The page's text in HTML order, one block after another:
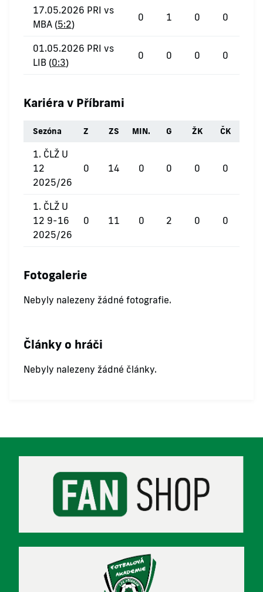
17.05.2026 PRI vs
MBA (5:2)
0 1 0 0
01.05.2026 PRI vs
LIB (0:3)
0 0 0 0
Kariéra v Příbrami
Sezóna Z ZS MIN. G ŽK ČK
1. ČLŽ U
12
2025/26
0 14 0 0 0 0
1. ČLŽ U
12 9-16
2025/26
0 11 0 2 0 0
Fotogalerie
Nebyly nalezeny žádné fotografie.
Články o hráči
Nebyly nalezeny žádné články.